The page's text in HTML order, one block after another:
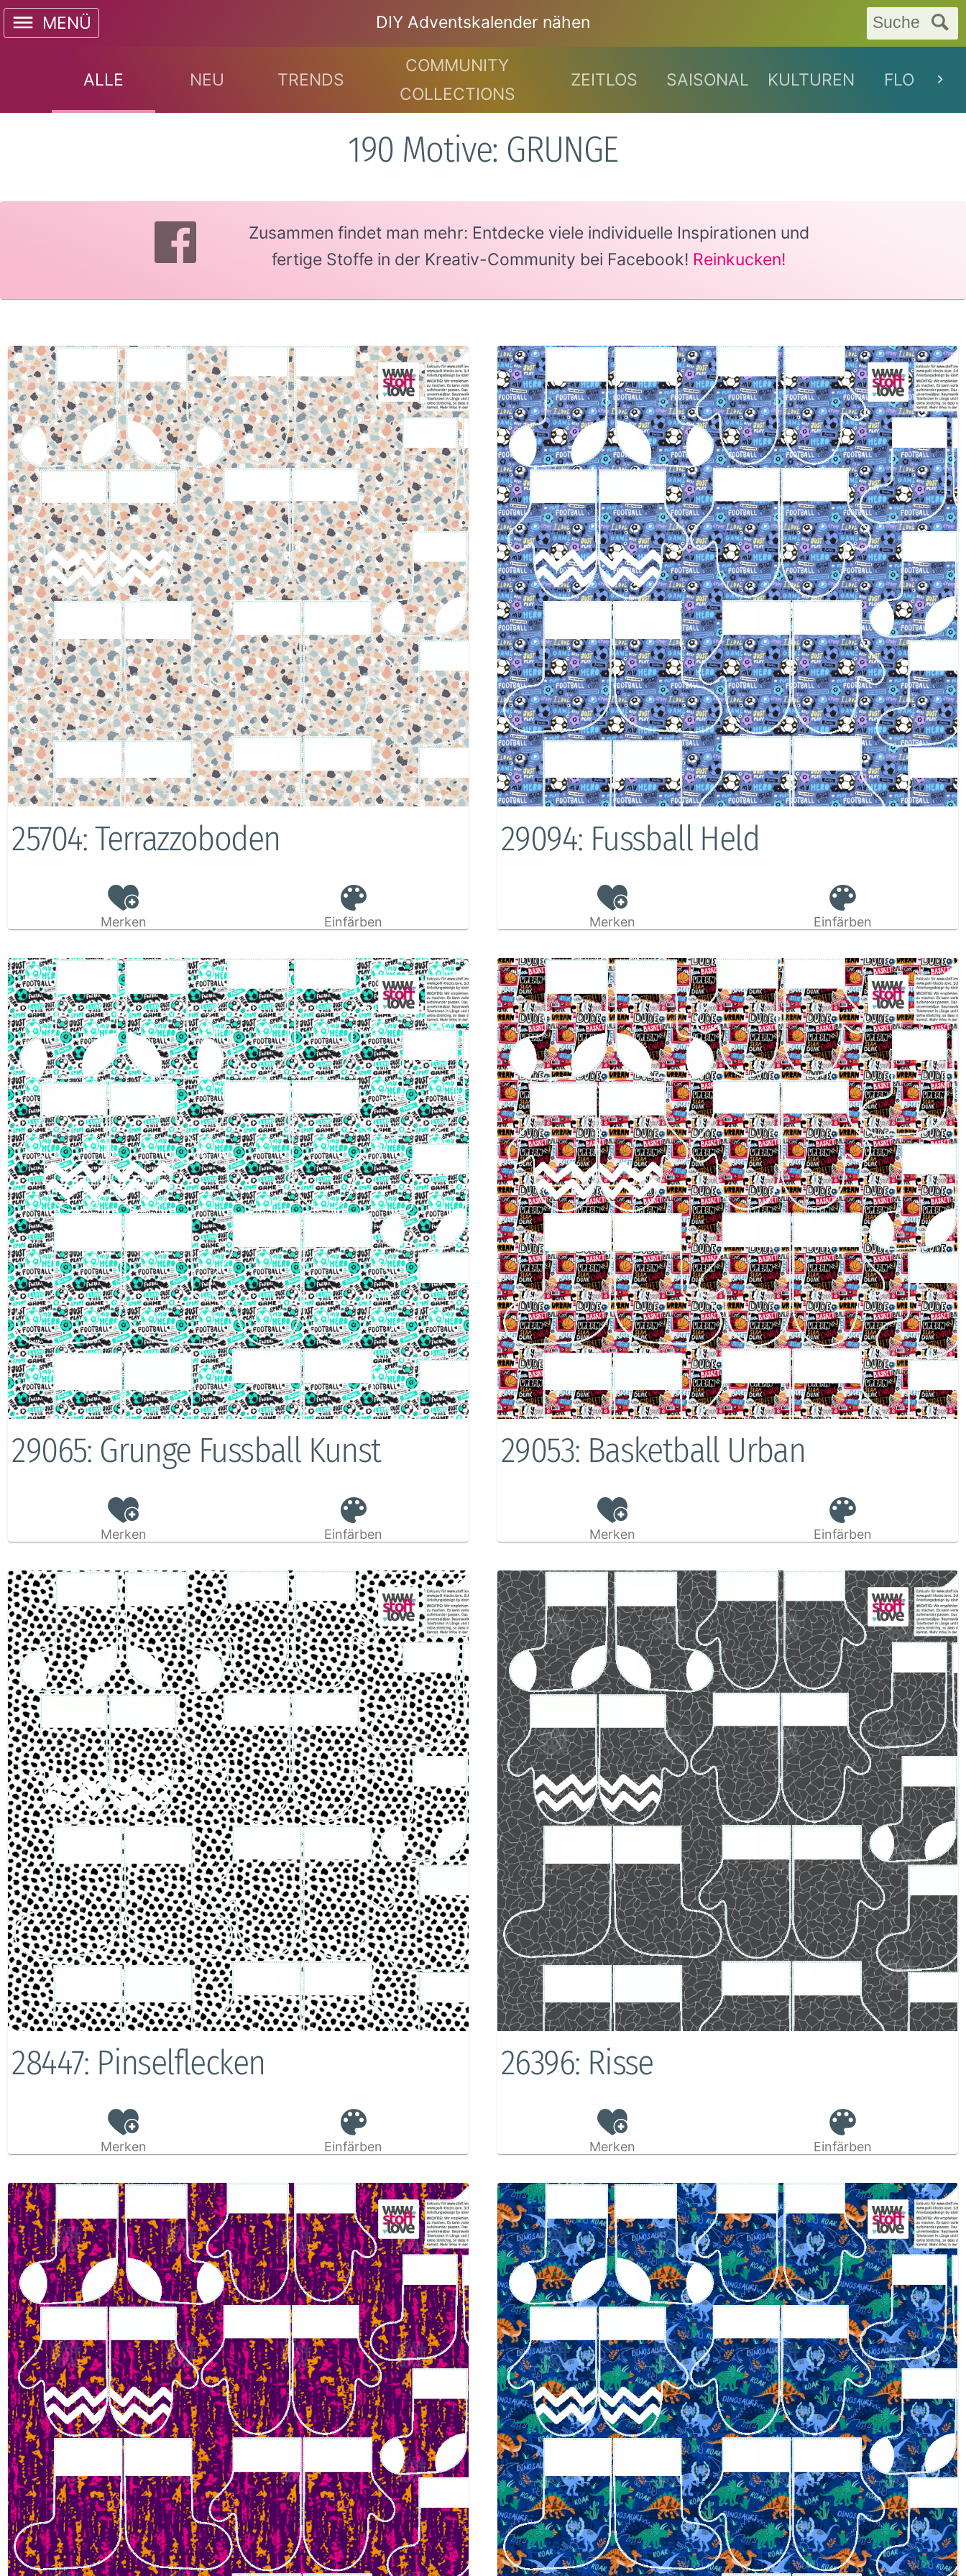
MENÜ DIY Adventskalender nähen Suche
ALLE NEU TRENDS
COMMUNITY
COLLECTIONS
ZEITLOS SAISONAL KULTUREN FLORAL
190 Motive: GRUNGE
Zusammen findet man mehr: Entdecke viele individuelle Inspirationen und
fertige Stoffe in der Kreativ-Community bei Facebook! Reinkucken!
25704: Terrazzoboden
Merken Einfärben
29094: Fussball Held
Merken Einfärben
29065: Grunge Fussball Kunst
Merken Einfärben
29053: Basketball Urban
Merken Einfärben
28447: Pinselflecken
Merken Einfärben
26396: Risse
Merken Einfärben